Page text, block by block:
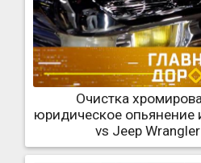
Очистка
юридическое опьянение
vs Jeep